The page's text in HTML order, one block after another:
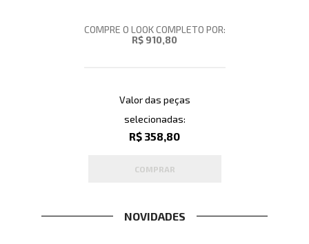
COMPRE O LOOK COMPLETO POR:
R$ 910,80
Valor das peças
selecionadas:
R$ 358,80
COMPRAR
NOVIDADES